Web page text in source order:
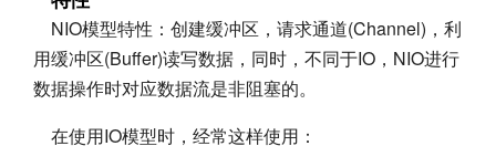
NIO模型特性：创建缓冲区，请求通道(Channel)，利
用缓冲区(Buffer)读写数据，同时，不同于IO，NIO进行
数据操作时对应数据流是非阻塞的。
在使用IO模型时，经常这样使用：